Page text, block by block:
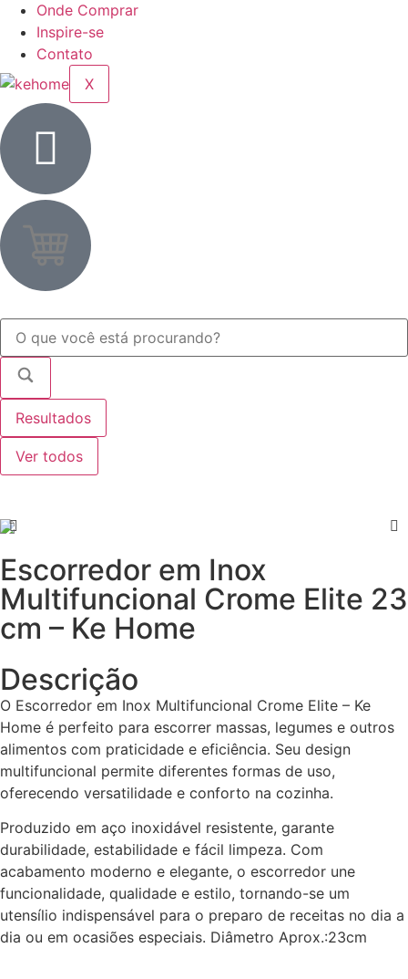
Onde Comprar
Inspire-se
Contato
X
Resultados
Ver todos
Escorredor em Inox
Multifuncional Crome Elite 23
cm – Ke Home
Descrição
O Escorredor em Inox Multifuncional Crome Elite – Ke
Home é perfeito para escorrer massas, legumes e outros
alimentos com praticidade e eficiência. Seu design
multifuncional permite diferentes formas de uso,
oferecendo versatilidade e conforto na cozinha.
Produzido em aço inoxidável resistente, garante
durabilidade, estabilidade e fácil limpeza. Com
acabamento moderno e elegante, o escorredor une
funcionalidade, qualidade e estilo, tornando-se um
utensílio indispensável para o preparo de receitas no dia a
dia ou em ocasiões especiais. Diâmetro Aprox.:23cm